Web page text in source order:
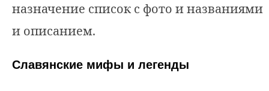
назначение список с фото и названиями
и описанием.
Славянские мифы и легенды